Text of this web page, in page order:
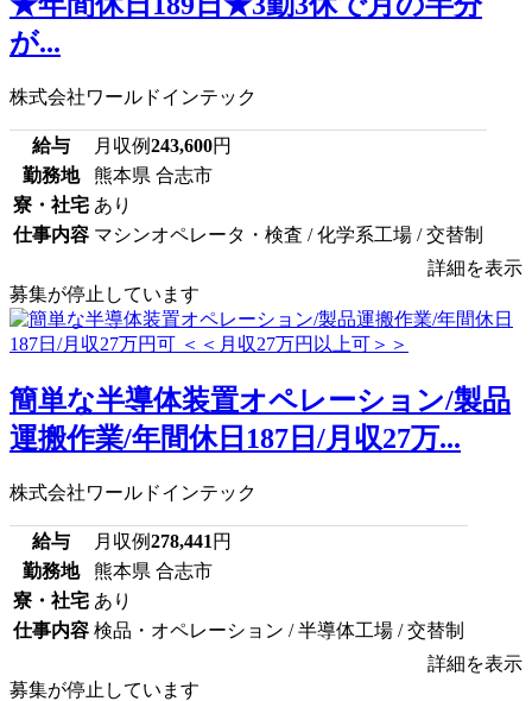
が...
株式会社ワールドインテック
給与 月収例243,600円
勤務地
熊本県 合志市
寮・社宅 あり
仕事内容 マシンオペレータ・検査 / 化学系工場 / 交替制
詳細を表示
募集が停止しています
簡単な半導体装置オペレーション/製品
運搬作業/年間休日187日/月収27万...
株式会社ワールドインテック
給与 月収例278,441 円
勤務地
熊本県 合志市
寮・社宅 あり
仕事内容 検品・オペレーション / 半導体工場 / 交替制
詳細を表示
募集が停止しています